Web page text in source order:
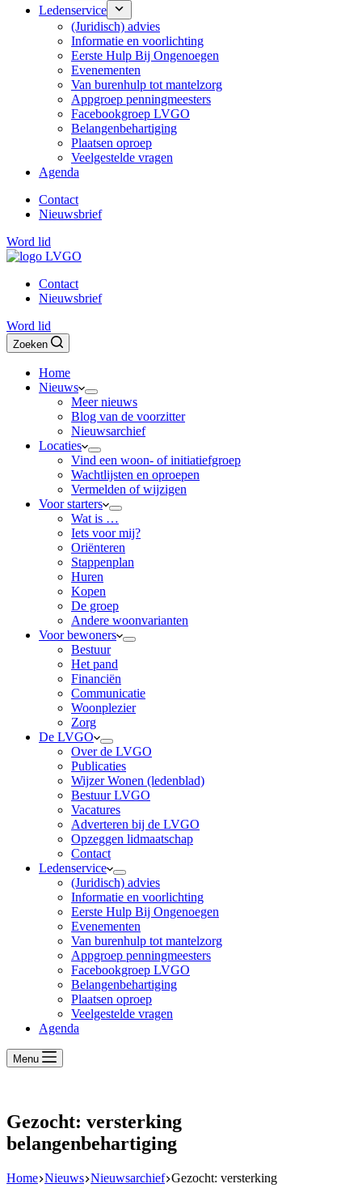
Ledenservice
(Juridisch) advies
Informatie en voorlichting
Eerste Hulp Bij Ongenoegen
Evenementen
Van burenhulp tot mantelzorg
Appgroep penningmeesters
Facebookgroep LVGO
Belangenbehartiging
Plaatsen oproep
Veelgestelde vragen
Agenda
Contact
Nieuwsbrief
Word lid
Contact
Nieuwsbrief
Word lid
Zoeken
Home
Nieuws
Meer nieuws
Blog van de voorzitter
Nieuwsarchief
Locaties
Vind een woon- of initiatiefgroep
Wachtlijsten en oproepen
Vermelden of wijzigen
Voor starters
Wat is …
Iets voor mij?
Oriënteren
Stappenplan
Huren
Kopen
De groep
Andere woonvarianten
Voor bewoners
Bestuur
Het pand
Financiën
Communicatie
Woonplezier
Zorg
De LVGO
Over de LVGO
Publicaties
Wijzer Wonen (ledenblad)
Bestuur LVGO
Vacatures
Adverteren bij de LVGO
Opzeggen lidmaatschap
Contact
Ledenservice
(Juridisch) advies
Informatie en voorlichting
Eerste Hulp Bij Ongenoegen
Evenementen
Van burenhulp tot mantelzorg
Appgroep penningmeesters
Facebookgroep LVGO
Belangenbehartiging
Plaatsen oproep
Veelgestelde vragen
Agenda
Menu
Gezocht: versterking
belangenbehartiging
Home Nieuws Nieuwsarchief Gezocht: versterking